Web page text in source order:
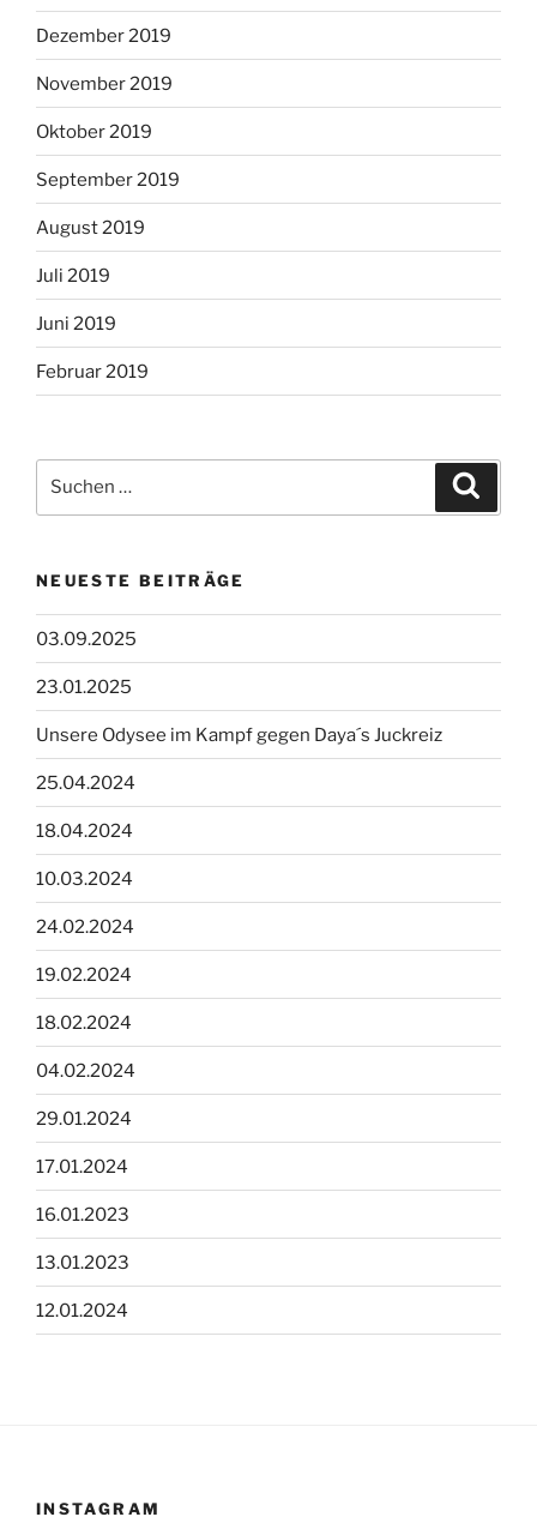
Dezember 2019
November 2019
Oktober 2019
September 2019
August 2019
Juli 2019
Juni 2019
Februar 2019
nach:
NEUESTE BEITRÄGE
03.09.2025
23.01.2025
Unsere Odysee im Kampf gegen Daya´s Juckreiz
25.04.2024
18.04.2024
10.03.2024
24.02.2024
19.02.2024
18.02.2024
04.02.2024
29.01.2024
17.01.2024
16.01.2023
13.01.2023
12.01.2024
INSTAGRAM